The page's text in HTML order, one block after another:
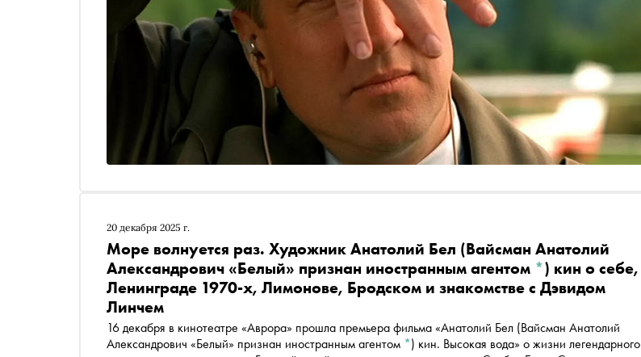
20 декабря 2025 г.
Море волнуется раз. ХудожникАнатолий Бел (Вайсман Анатолий
Александрович «Белый» признан иностранным агентом *) кин о себе,
Ленинграде 1970-х, Лимонове, Бродском и знакомстве с Дэвидом
Линчем
16 декабря в кинотеатре «Аврора» прошла премьера фильма«Анатолий Бел (Вайсман Анатолий
Александрович «Белый» признан иностранным агентом *) кин. Высокая вода» о жизни легендарного